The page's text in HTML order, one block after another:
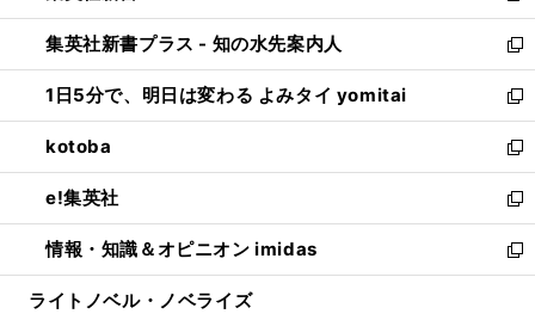
開
く
ン
ド
ウ
で
開
く
ウ
ィ
ン
ド
ウ
で
開
く
し
い
ウ
ィ
ン
ド
ウ
で
開
く
集英社新書プラス - 知の水先案内人
新
し
い
ウ
ィ
ン
ド
ウ
で
開
1日5分で、明日は変わる よみタイ yomitai
新
し
い
ウ
ィ
ン
ド
ウ
kotoba
新
し
い
ウ
ィ
ン
e!集英社
新
し
い
ウ
情報・知識＆オピニオン imidas
新
し
ライトノベル・ノベライズ